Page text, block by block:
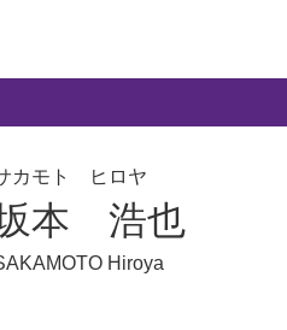
カモト ヒロヤ
本 浩也
Hiroya